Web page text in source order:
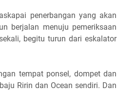
penerbangan yang akan
berjalan menuju pemeriksaan
begitu turun dari eskalator
tempat ponsel, dompet dan
Ririn dan Ocean sendiri. Dan